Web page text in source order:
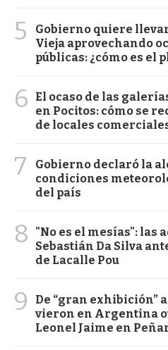
5
Gobierno quiere
Vieja aprovechando
públicas: ¿cómo es el
6
El ocaso de las
en Pocitos: cómo se
de locales
7
Gobierno declaró la
condiciones
del país
8
"No es el mesías": las
Sebastián Da Silva
de Lacalle Pou
9
De “gran exhibición”
vieron en Argentina
Leonel Jaime en